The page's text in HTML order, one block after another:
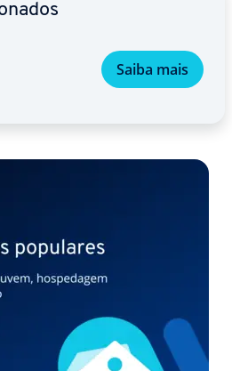
Saiba mais